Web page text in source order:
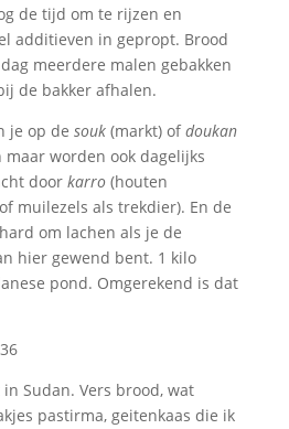
de tijd om te rijzen en
additieven in gepropt. Brood
meerdere malen gebakken
de bakker afhalen.
je op de souk(markt) ofdoukan
worden ook dagelijks
door karro(houten
muilezels als trekdier). En de
om lachen als je de
hier gewend bent. 1 kilo
pond. Omgerekend is dat
Sudan. Vers brood, wat
pastirma, geitenkaas die ik